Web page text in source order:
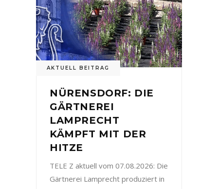
AKTUELL BEITRAG
NÜRENSDORF: DIE
GÄRTNEREI
LAMPRECHT
KÄMPFT MIT DER
HITZE
TELE Z aktuell vom 07.08.2026: Die
Gärtnerei Lamprecht produziert in